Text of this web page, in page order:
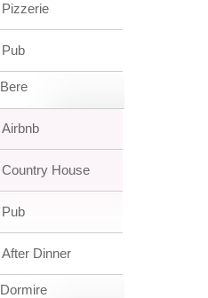
Pizzerie
Pub
Bere
Airbnb
Country House
Pub
After Dinner
Dormire